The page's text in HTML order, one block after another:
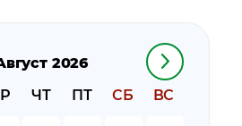
2026
ЧТ ПТ СБ ВС